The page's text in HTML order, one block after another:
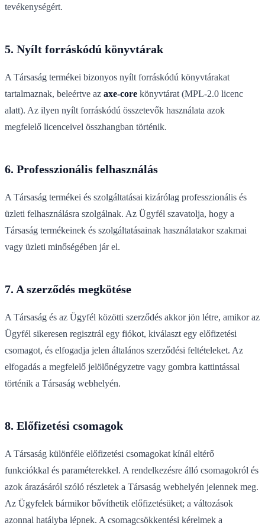
tevékenységért.
5. Nyílt forráskódú könyvtárak
A Társaság termékei bizonyos nyílt forráskódú könyvtárakat
tartalmaznak, beleértve az axe-core könyvtárat (MPL-2.0 licenc
alatt). Az ilyen nyílt forráskódú összetevők használata azok
megfelelő licenceivel összhangban történik.
6. Professzionális felhasználás
A Társaság termékei és szolgáltatásai kizárólag professzionális és
üzleti felhasználásra szolgálnak. Az Ügyfél szavatolja, hogy a
Társaság termékeinek és szolgáltatásainak használatakor szakmai
vagy üzleti minőségében jár el.
7. A szerződés megkötése
A Társaság és az Ügyfél közötti szerződés akkor jön létre, amikor az
Ügyfél sikeresen regisztrál egy fiókot, kiválaszt egy előfizetési
csomagot, és elfogadja jelen általános szerződési feltételeket. Az
elfogadás a megfelelő jelölőnégyzetre vagy gombra kattintással
történik a Társaság webhelyén.
8. Előfizetési csomagok
A Társaság különféle előfizetési csomagokat kínál eltérő
funkciókkal és paraméterekkel. A rendelkezésre álló csomagokról és
azok árazásáról szóló részletek a Társaság webhelyén jelennek meg.
Az Ügyfelek bármikor bővíthetik előfizetésüket; a változások
azonnal hatályba lépnek. A csomagcsökkentési kérelmek a